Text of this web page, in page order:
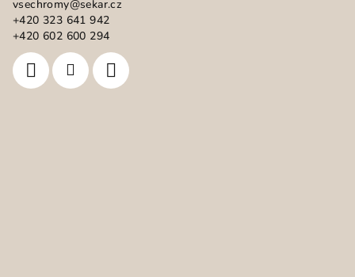
vsechromy@sekar.cz
+420 323 641 942
+420 602 600 294